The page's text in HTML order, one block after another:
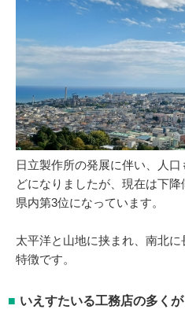
日立製作所の発展に伴い、人
どになりましたが、現在は下
県内第3位になっています。
太平洋と山地に挟まれ、南北
特徴です。
いえすたいる工務店の多く